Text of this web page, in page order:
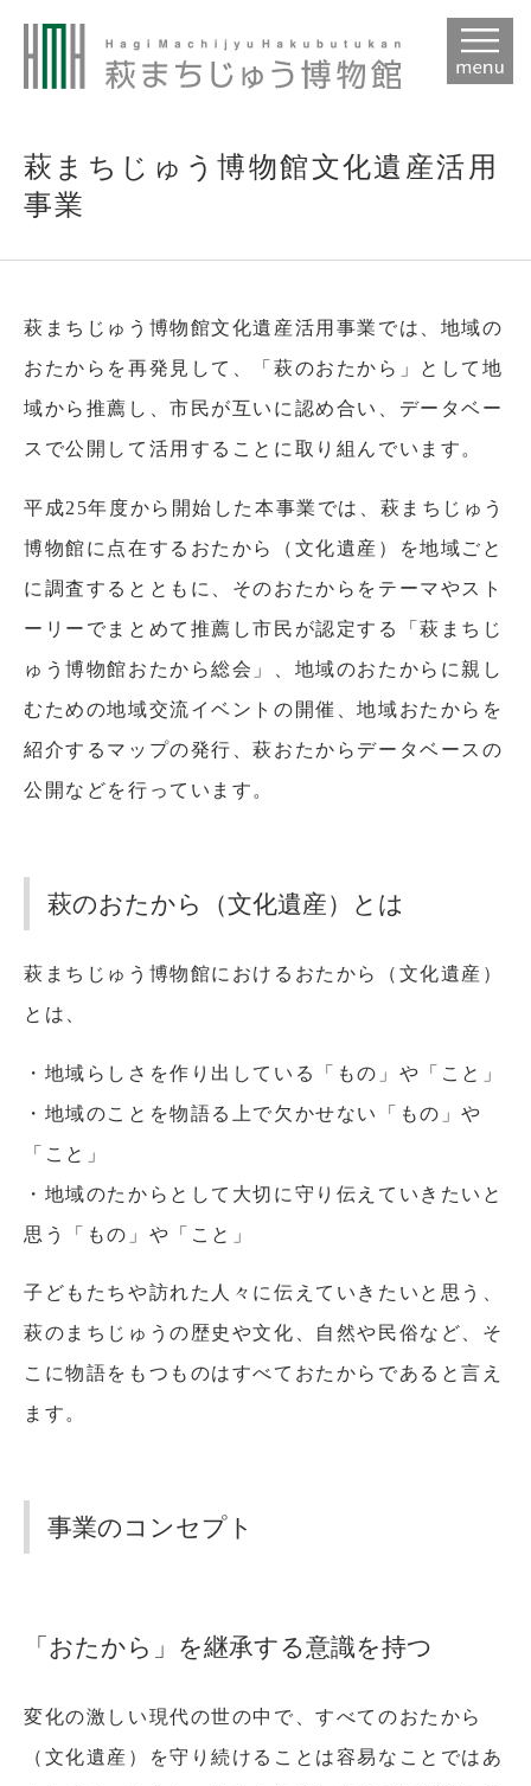
萩まちじゅう博物館文化遺産活用
事業
萩まちじゅう博物館文化遺産活用事業では、地域の
おたからを再発見して、「萩のおたから」として地
域から推薦し、市民が互いに認め合い、データベー
スで公開して活用することに取り組んでいます。
平成25年度から開始した本事業では、萩まちじゅう
博物館に点在するおたから（文化遺産）を地域ごと
に調査するとともに、そのおたからをテーマやスト
ーリーでまとめて推薦し市民が認定する「萩まちじ
ゅう博物館おたから総会」、地域のおたからに親し
むための地域交流イベントの開催、地域おたからを
紹介するマップの発行、萩おたからデータベースの
公開などを行っています。
萩のおたから（文化遺産）とは
萩まちじゅう博物館におけるおたから（文化遺産）
とは、
・地域らしさを作り出している「もの」や「こと」
・地域のことを物語る上で欠かせない「もの」や
「こと」
・地域のたからとして大切に守り伝えていきたいと
思う「もの」や「こと」
子どもたちや訪れた人々に伝えていきたいと思う、
萩のまちじゅうの歴史や文化、自然や民俗など、そ
こに物語をもつものはすべておたからであると言え
ます。
事業のコンセプト
「おたから」を継承する意識を持つ
変化の激しい現代の世の中で、すべてのおたから
（文化遺産）を守り続けることは容易なことではあ